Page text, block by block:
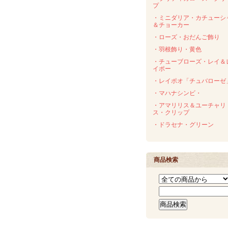
プ
・ミニダリア・カチューシ
＆チョーカー
・ローズ・おだんご飾り
・羽根飾り・黄色
・チューブローズ・レイ＆
イポー
・レイポオ「チュバローゼ」
・マハナシンビ・
・アマリリス＆ユーチャリ
ス・クリップ
・ドラセナ・グリーン
商品検索